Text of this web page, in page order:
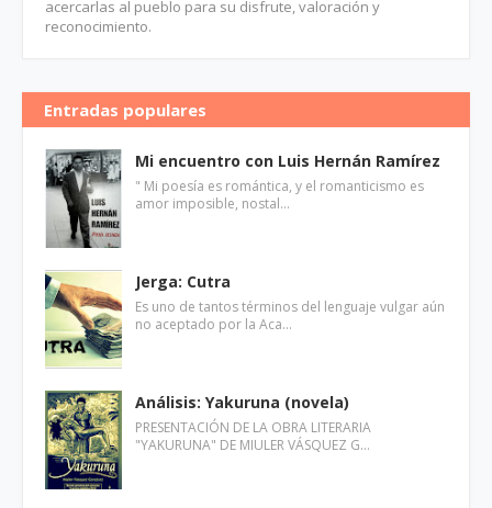
acercarlas al pueblo para su disfrute, valoración y
reconocimiento.
Entradas populares
Mi encuentro con Luis Hernán Ramírez
" Mi poesía es romántica, y el romanticismo es
amor imposible, nostal…
Jerga: Cutra
Es uno de tantos términos del lenguaje vulgar aún
no aceptado por la Aca…
Análisis: Yakuruna (novela)
PRESENTACIÓN DE LA OBRA LITERARIA
"YAKURUNA" DE MIULER VÁSQUEZ G…